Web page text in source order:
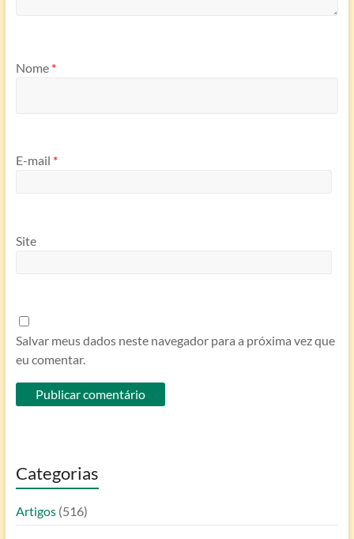
Nome *
E-mail *
Site
Salvar meus dados neste navegador para a próxima vez que
eu comentar.
Categorias
Artigos(516)